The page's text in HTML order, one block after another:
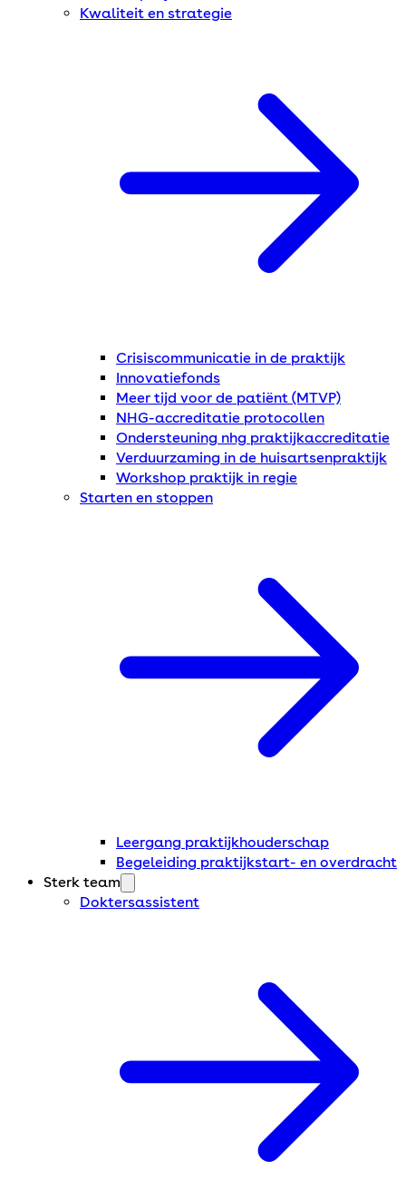
Kwaliteit en strategie
Crisiscommunicatie in de praktijk
Innovatiefonds
Meer tijd voor de patiënt (MTVP)
NHG-accreditatie protocollen
Ondersteuning nhg praktijkaccreditatie
Verduurzaming in de huisartsenpraktijk
Workshop praktijk in regie
Starten en stoppen
Leergang praktijkhouderschap
Begeleiding praktijkstart- en overdracht
Sterk team
Doktersassistent